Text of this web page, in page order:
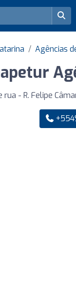
Agências
rua - R. Felipe